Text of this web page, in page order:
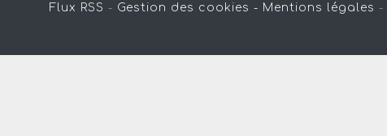
Flux RSS - Gestion des cookies - Mentions légales -